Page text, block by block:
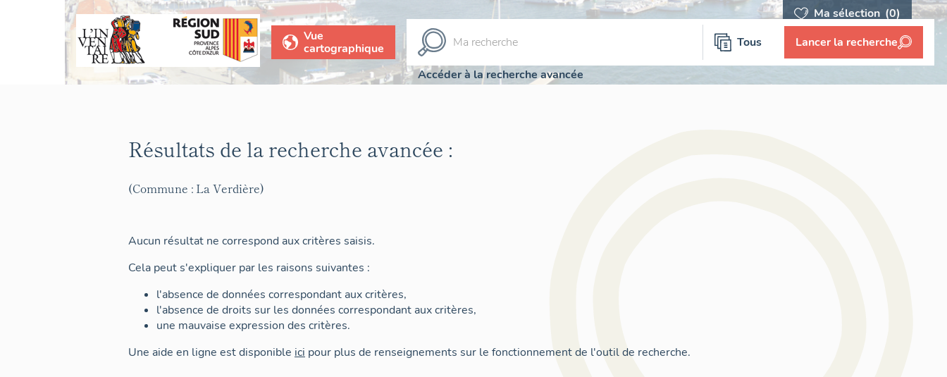
Ma sélection (0)
Vue
cartographique
Tous Lancer la recherche
Accéder à la recherche avancée
Résultats de la recherche avancée :
(Commune : La Verdière)
Aucun résultat ne correspond aux critères saisis.
Cela peut s'expliquer par les raisons suivantes :
l'absence de données correspondant aux critères,
l'absence de droits sur les données correspondant aux critères,
une mauvaise expression des critères.
Une aide en ligne est disponible ici pour plus de renseignements sur le fonctionnement de l'outil de recherche.